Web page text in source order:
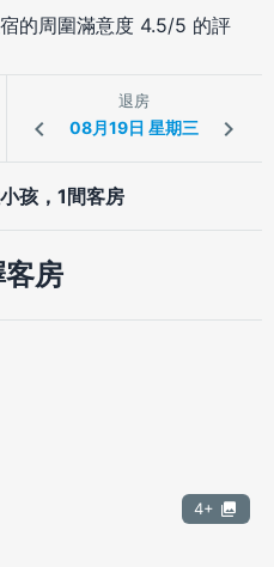
的周圍滿意度 4.5/5 的評
退房
孩，1間客房
房
4+